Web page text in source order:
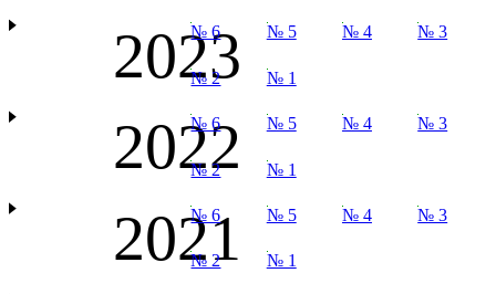
2023
№ 6 № 5 № 4 № 3
№ 2 № 1
2022
№ 6 № 5 № 4 № 3
№ 2 № 1
2021
№ 6 № 5 № 4 № 3
№ 2 № 1